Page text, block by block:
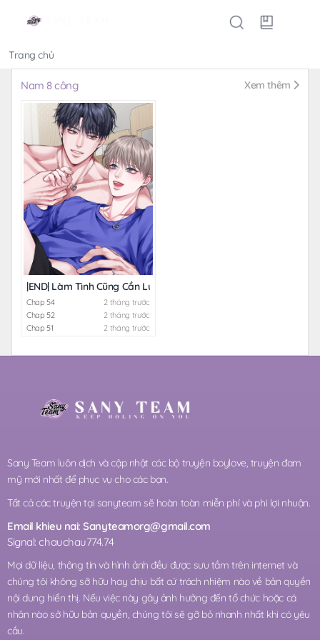
Trang chủ
Nam 8 công Xem thêm
|END| Làm Tình Cũng Cần Luyện Tập Nữa Sao
Chap 54
2 tháng trước
Chap 52
2 tháng trước
Chap 51
2 tháng trước
Sany Team luôn dịch và cập nhật các bộ truyện boylove, truyện đam
mỹ mới nhất để phục vụ cho các bạn.
Tất cả các truyện tại sanyteam sẽ hoàn toàn miễn phí và phi lợi nhuận.
Email khieu nai:Sanyteamorg@gmail.com
Signal: chauchau774.74
Mọi dữ liệu, thông tin và hình ảnh đều được sưu tầm trên internet và
chúng tôi không sỡ hữu hay chịu bất cứ trách nhiệm nào về bản quyền
nội dung hiển thị. Nếu việc này gây ảnh hưởng đến tổ chức hoặc cá
nhân nào sở hữu bản quyền, chúng tôi sẽ gỡ bỏ nhanh nhất khi có yêu
cầu.